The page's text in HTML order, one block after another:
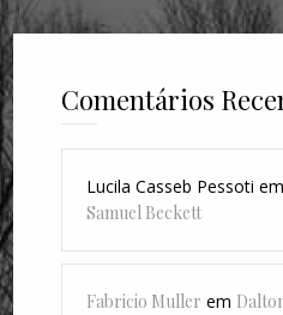
Comentários
Lucila Casseb Pessoti em
Samuel Beckett
Fabricio Muller em